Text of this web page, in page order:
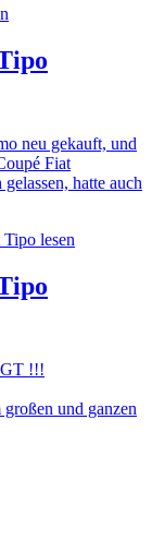
neu gekauft, und
Fiat
hatte auch
lesen
!!!
und ganzen